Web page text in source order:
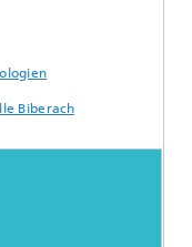
Biberach